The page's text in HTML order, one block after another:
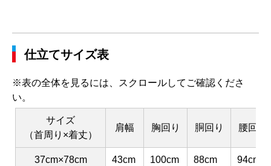
仕立てサイズ表
※表の全体を見るには、スクロールしてご確認くださ
い。
サイズ
（首周り×着丈）
肩幅 胸回り 胴回り 腰回り
37cm×78cm 43cm 100cm 88cm 94cm